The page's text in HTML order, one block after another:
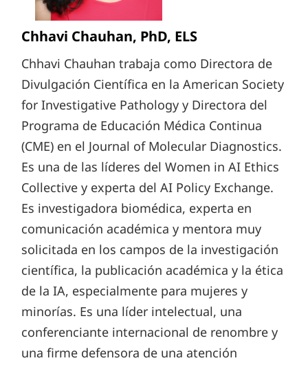
Chhavi Chauhan, PhD, ELS
Chhavi Chauhan trabaja como Directora de
Divulgación Científica en la American Society
for Investigative Pathology y Directora del
Programa de Educación Médica Continua
(CME) en el Journal of Molecular Diagnostics.
Es una de las líderes del Women in AI Ethics
Collective y experta del AI Policy Exchange.
Es investigadora biomédica, experta en
comunicación académica y mentora muy
solicitada en los campos de la investigación
científica, la publicación académica y la ética
de la IA, especialmente para mujeres y
minorías. Es una líder intelectual, una
conferenciante internacional de renombre y
una firme defensora de una atención